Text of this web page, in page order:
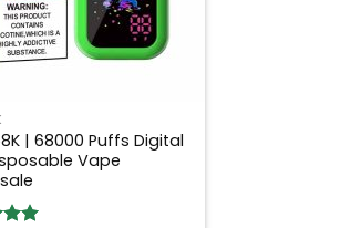
| 68000 Puffs Digital
Vape